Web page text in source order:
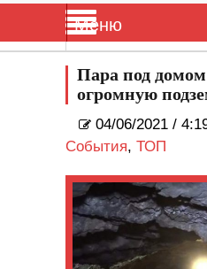
Меню
Пара под
огромную
04/06/2021 /
События, ТОП